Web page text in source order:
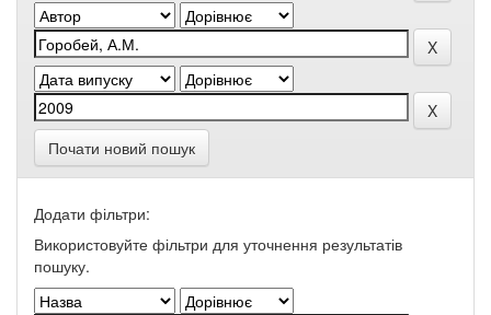
Почати новий пошук
Додати фільтри:
Використовуйте фільтри для уточнення результатів
пошуку.